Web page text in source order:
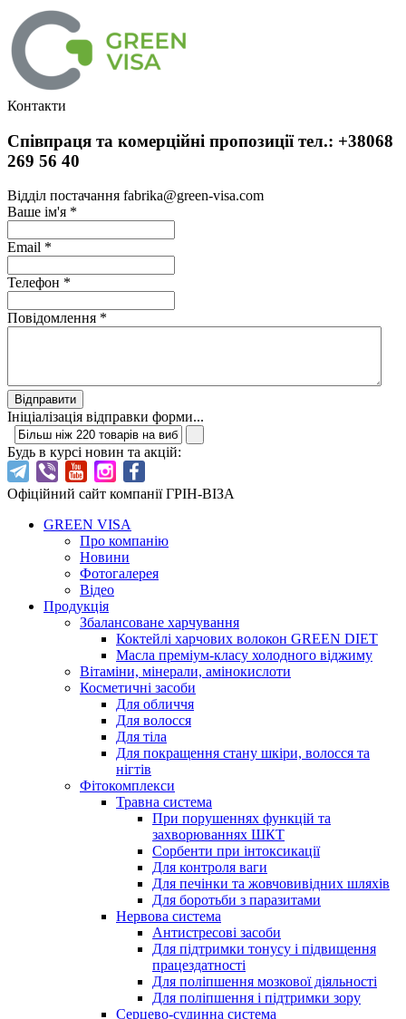
Контакти
Співпраця та комерційні пропозиції тел.: +38068
269 56 40
Відділ постачання fabrika@green-visa.com
Ваше ім'я *
Email *
Телефон *
Повідомлення *
Відправити
Ініціалізація відправки форми...
Будь в курсі новин та акцій:
Офіційний сайт компанії ГРІН-ВІЗА
GREEN VISA
Про компанію
Новини
Фотогалерея
Відео
Продукція
Збалансоване харчування
Коктейлі харчових волокон GREEN DIET
Масла преміум-класу холодного віджиму
Вітаміни, мінерали, амінокислоти
Косметичні засоби
Для обличчя
Для волосся
Для тіла
Для покращення стану шкіри, волосся та
нігтів
Фітокомплекси
Травна система
При порушеннях функцій та
захворюваннях ШКТ
Сорбенти при інтоксикації
Для контроля ваги
Для печінки та жовчовивідних шляхів
Для боротьби з паразитами
Нервова система
Антистресові засоби
Для підтримки тонусу і підвищення
працездатності
Для поліпшення мозкової діяльності
Для поліпшення і підтримки зору
Серцево-судинна система